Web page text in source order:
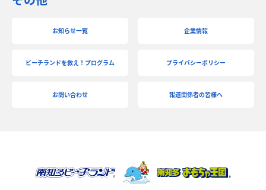
お知らせ一覧 企業情報
ビーチランドを救え！プログラム プライバシーポリシー
お問い合わせ 報道関係者の皆様へ